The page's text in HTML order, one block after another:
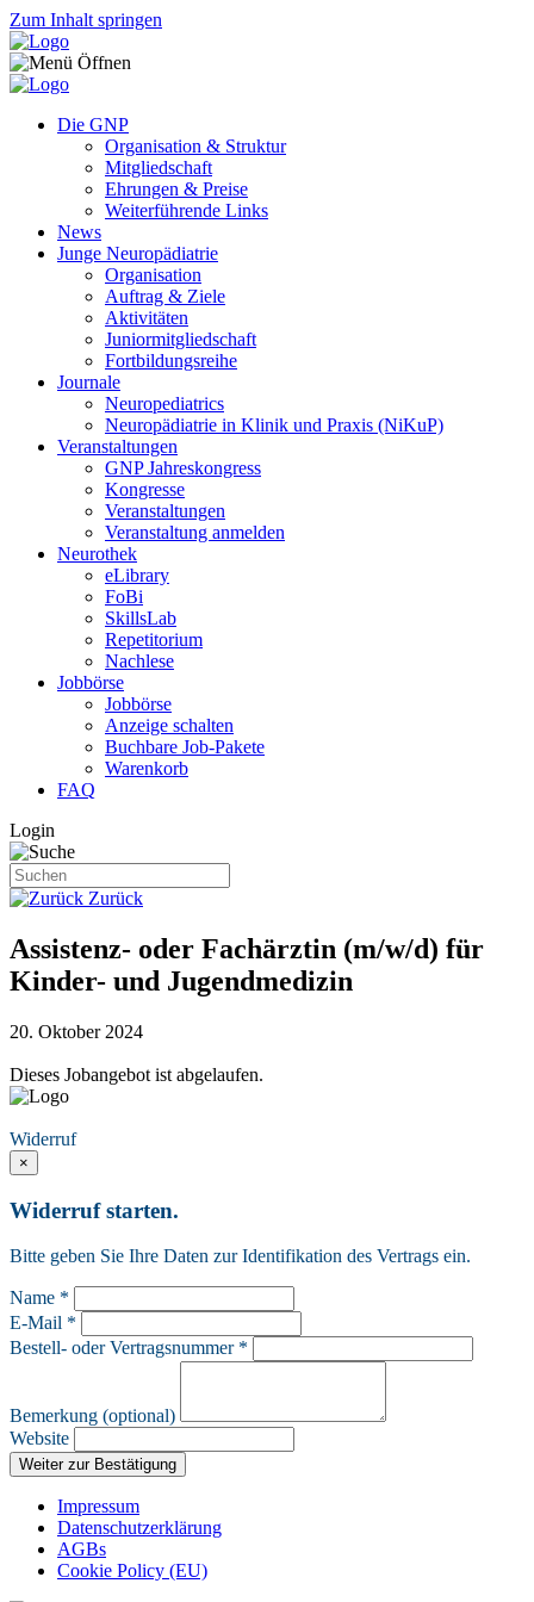
Zum Inhalt springen
Die GNP
Organisation & Struktur
Mitgliedschaft
Ehrungen & Preise
Weiterführende Links
News
Junge Neuropädiatrie
Organisation
Auftrag & Ziele
Aktivitäten
Juniormitgliedschaft
Fortbildungsreihe
Journale
Neuropediatrics
Neuropädiatrie in Klinik und Praxis (NiKuP)
Veranstaltungen
GNP Jahreskongress
Kongresse
Veranstaltungen
Veranstaltung anmelden
Neurothek
eLibrary
FoBi
SkillsLab
Repetitorium
Nachlese
Jobbörse
Jobbörse
Anzeige schalten
Buchbare Job-Pakete
Warenkorb
FAQ
Login
Zurück
Assistenz- oder Fachärztin (m/w/d) für
Kinder- und Jugendmedizin
20. Oktober 2024
Dieses Jobangebot ist abgelaufen.
Widerruf
×
Widerruf starten.
Bitte geben Sie Ihre Daten zur Identifikation des Vertrags ein.
Name *
E-Mail *
Bestell- oder Vertragsnummer *
Bemerkung (optional)
Website
Weiter zur Bestätigung
Impressum
Datenschutzerklärung
AGBs
Cookie Policy (EU)